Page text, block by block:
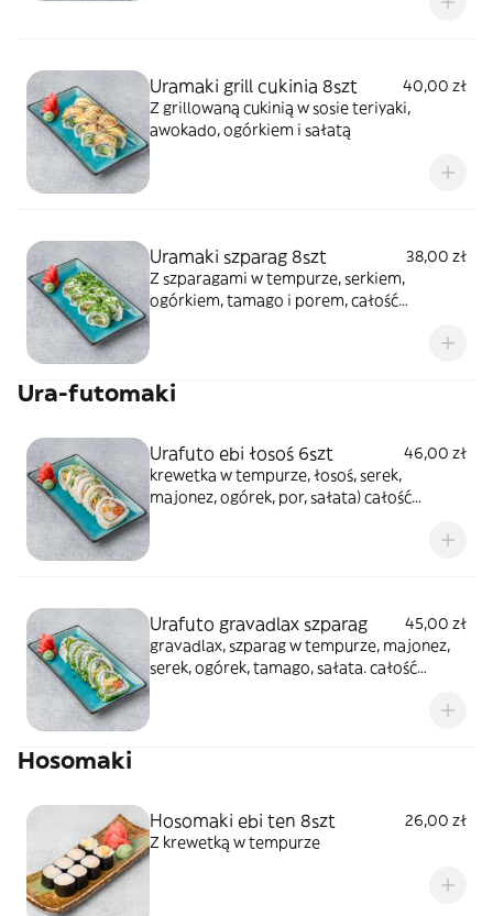
Uramaki grill cukinia 8szt
40,00 zł
Z grillowaną cukinią w sosie teriyaki,
awokado, ogórkiem i sałatą
Uramaki szparag 8szt
38,00 zł
Z szparagami w tempurze, serkiem,
ogórkiem, tamago i porem, całość
Ura-futomaki
Urafuto ebi łosoś 6szt
46,00 zł
krewetka w tempurze, łosoś, serek,
majonez, ogórek, por, sałata) całość
Urafuto gravadlax szparag
45,00 zł
gravadlax, szparag w tempurze, majonez,
serek, ogórek, tamago, sałata. całość
Hosomaki
Hosomaki ebi ten 8szt
26,00 zł
Z krewetką w tempurze